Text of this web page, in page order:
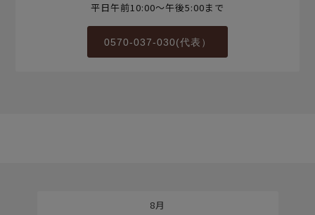
平日午前10:00～午後5:00まで
0570-037-030(代表）
8月